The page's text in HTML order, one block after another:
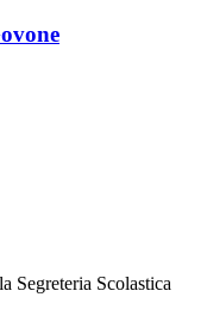
Segreteria Scolastica